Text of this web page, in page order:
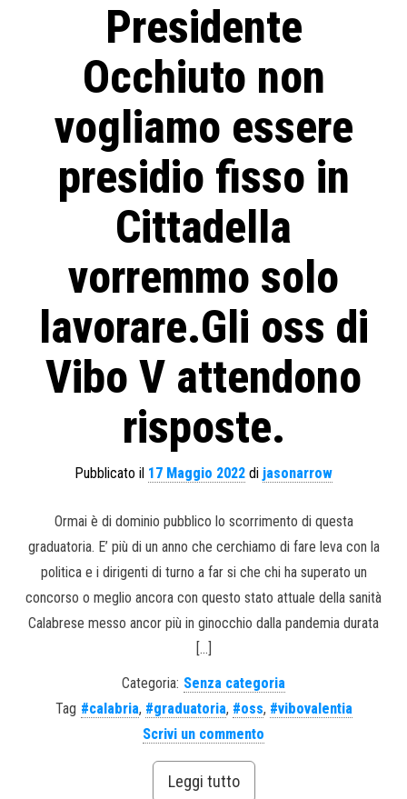
Presidente
Occhiuto non
vogliamo essere
presidio fisso in
Cittadella
vorremmo solo
lavorare.Gli oss di
Vibo V attendono
risposte.
Pubblicato il 17 Maggio 2022 di jasonarrow
Ormai è di dominio pubblico lo scorrimento di questa
graduatoria. E’ più di un anno che cerchiamo di fare leva con la
politica e i dirigenti di turno a far si che chi ha superato un
concorso o meglio ancora con questo stato attuale della sanità
Calabrese messo ancor più in ginocchio dalla pandemia durata
[…]
Categoria: Senza categoria
Tag #calabria, #graduatoria, #oss, #vibovalentia
Scrivi un commento
Leggi tutto